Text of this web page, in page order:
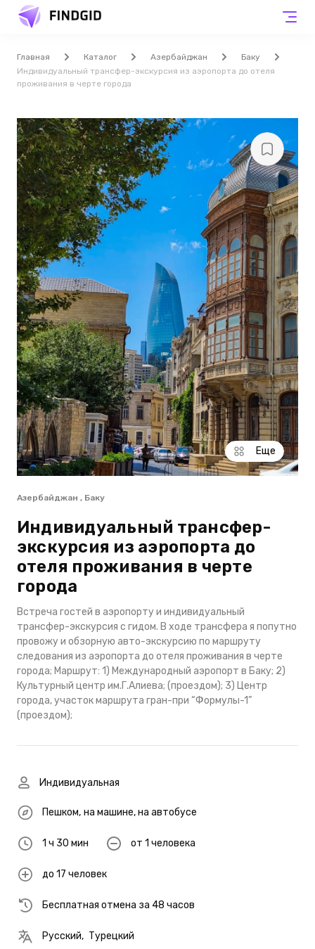
Главная Каталог Азербайджан
Баку
Индивидуальный трансфер-экскурсия из аэропорта до отеля
проживания в черте города
Еще
Азербайджан , Баку
Индивидуальный трансфер-
экскурсия из аэропорта до
отеля проживания в черте
города
Встреча гостей в аэропорту и индивидуальный
трансфер-экскурсия с гидом. В ходе трансфера я попутно
провожу и обзорную авто-экскурсию по маршруту
следования из аэропорта до отеля проживания в черте
города; Маршрут: 1) Международный аэропорт в Баку; 2)
Культурный центр им.Г.Алиева; (проездом); 3) Центр
города, участок маршрута гран-при “Формулы-1”
(проездом);
Индивидуальная
Пешком, на машине, на автобусе
1 ч 30 мин от 1 человека
до 17 человек
Бесплатная отмена за 48 часов
Русский, Турецкий